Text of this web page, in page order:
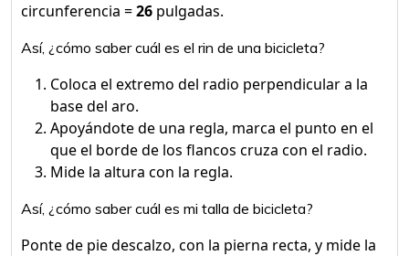
circunferencia =26 pulgadas.
Así, ¿cómo saber cuál es el rin de una bicicleta?
Coloca el extremo del radio perpendicular a la
base del aro.
Apoyándote de una regla, marca el punto en el
que el borde de los flancos cruza con el radio.
Mide la altura con la regla.
Así, ¿cómo saber cuál es mi talla de bicicleta?
Ponte de pie descalzo, con la pierna recta, y mide la